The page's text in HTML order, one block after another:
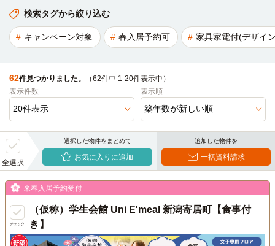
検索タグから絞り込む
キャンペーン対象 春入居予約可 家具家電付(デザイ
62件見つかりました。
（62件中 1-20件表示中）
表示件数
表示順
全選択
選択した物件をまとめて
お気に入りに追加
追加した物件を
一括資料請求
チェック
来春入居予約受付
（仮称）学生会館 Uni E'meal 新潟寄居町【食事付
き】